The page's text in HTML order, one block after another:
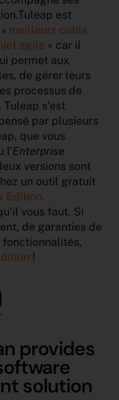
est
meilleurs outils
agile » car il
permet aux
de gérer leurs
processus de
s’est
par plusieurs
que vous
l’Enterprise
versions sont
un outil gratuit
Edition,
vous faut. Si
de garanties de
!
provides
solution